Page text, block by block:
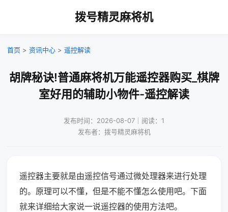
拨号精灵麻将机
首页 > 资讯中心 > 遥控解读
胡牌秘诀!普通麻将机万能遥控器购买_棋牌
室好用的辅助小物件-遥控解读
发布时间：2026-08-07｜阅读：1
发布者：拨号精灵麻将机
遥控器主要就是由遥控信号通过微处理器来进行处理
的。原理可以不懂，但是不能不懂怎么使用吧。下面
就来详细给大家说一说遥控器的使用方法吧。